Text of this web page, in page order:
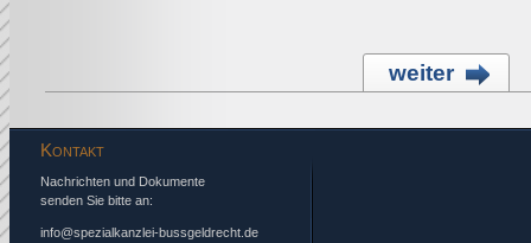
weiter
Kontakt
Nachrichten und Dokumente
senden Sie bitte an:
info@spezialkanzlei-bussgeldrecht.de